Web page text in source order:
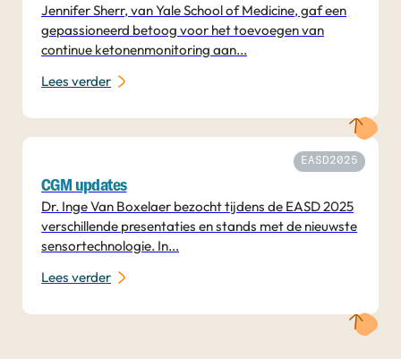
Jennifer Sherr, van Yale School of Medicine, gaf een
gepassioneerd betoog voor het toevoegen van
continue ketonenmonitoring aan...
Lees verder
EASD2025
CGM updates
Dr. Inge Van Boxelaer bezocht tijdens de EASD 2025
verschillende presentaties en stands met de nieuwste
sensortechnologie. In...
Lees verder